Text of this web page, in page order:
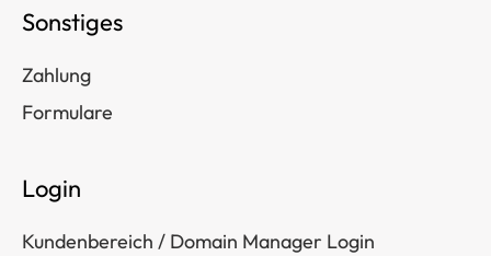
Sonstiges
Zahlung
Formulare
Login
Kundenbereich / Domain Manager Login